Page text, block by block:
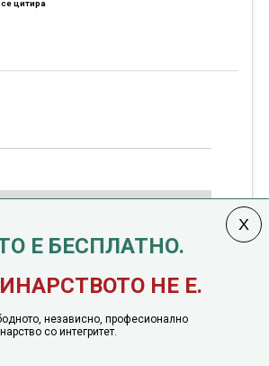
цитира
Е БЕСПЛАТНО.
НЕ Е.
независно, професионално
со интегритет.